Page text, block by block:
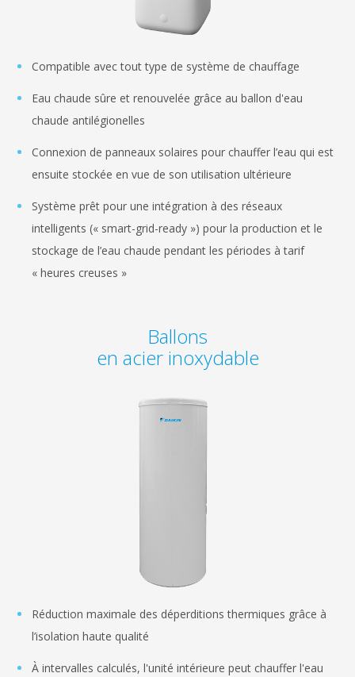
Compatible avec tout type de système de chauffage
Eau chaude sûre et renouvelée grâce au ballon d'eau
chaude antilégionelles
Connexion de panneaux solaires pour chauffer l’eau qui est
ensuite stockée en vue de son utilisation ultérieure
Système prêt pour une intégration à des réseaux
intelligents (« smart-grid-ready ») pour la production et le
stockage de l’eau chaude pendant les périodes à tarif
« heures creuses »
Ballons
en acier inoxydable
Réduction maximale des déperditions thermiques grâce à
l’isolation haute qualité
À intervalles calculés, l'unité intérieure peut chauffer l'eau